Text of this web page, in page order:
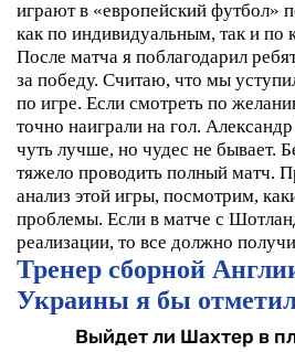
играют в «европейский футбол»
как по индивидуальным, так и по
После матча я поблагодарил
за победу. Считаю, что мы
по игре. Если смотреть по
точно наиграли на гол.
чуть лучше, но чудес не бывает.
тяжело проводить полный матч.
анализ этой игры, посмотрим,
проблемы. Если в матче с
реализации, то все должно
Тренер сборной
Украины я бы
Выйдет ли Шахтер в